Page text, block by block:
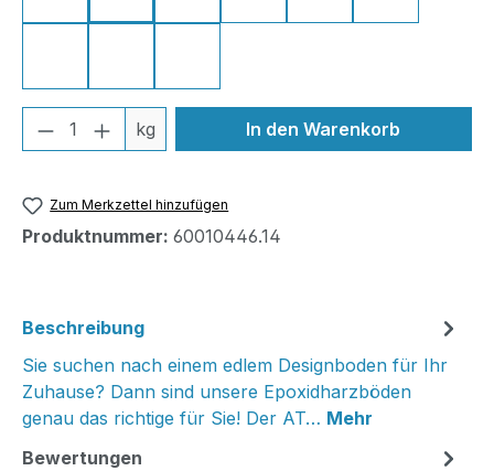
Produkt Anzahl: Gib den
kg In den Warenkorb
Zum Merkzettel hinzufügen
Produktnummer: 60010446.14
Beschreibung
Sie suchen nach einem edlem Designboden für Ihr
Zuhause? Dann sind unsere Epoxidharzböden
genau das richtige für Sie! Der AT… Mehr
Bewertungen